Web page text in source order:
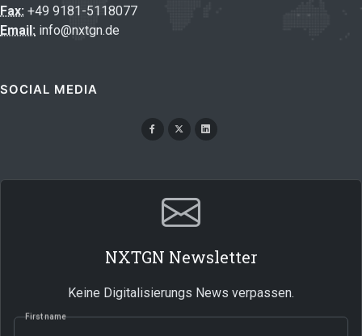
Fax: +49 9181-5118077
Email: info@nxtgn.de
SOCIAL MEDIA
NXTGN Newsletter
Keine Digitalisierungs News verpassen.
First name